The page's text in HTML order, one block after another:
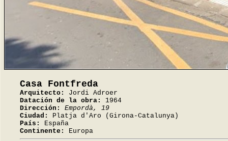
Casa Fontfreda
Arquitecto:
Jordi Adroer
Datación de la obra:
1964
Dirección:
Empordà, 19
Ciudad:
Platja d'Aro (Girona-Catalunya)
País:
España
Continente:
Europa